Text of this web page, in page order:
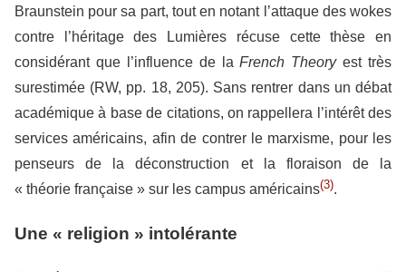
Braunstein pour sa part, tout en notant l’attaque des wokes
contre l’héritage des Lumières récuse cette thèse en
considérant que l’influence de laFrench Theoryest très
surestimée (RW, pp. 18, 205). Sans rentrer dans un débat
académique à base de citations, on rappellera l’intérêt des
services américains, afin de contrer le marxisme, pour les
penseurs de la déconstruction et la floraison de la
« théorie française » sur les campus américains(3).
Une « religion » intolérante